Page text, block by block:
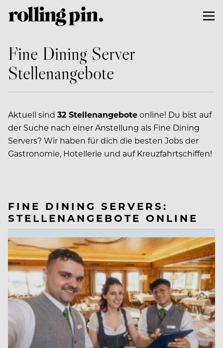
Fine Dining Server
Stellenangebote
Aktuell sind 32 Stellenangeboteonline! Du bist auf
der Suche nach einer Anstellung als Fine Dining
Servers? Wir haben für dich die besten Jobs der
Gastronomie, Hotellerie und auf Kreuzfahrtschiffen!
FINE DINING SERVERS:
STELLENANGEBOTE ONLINE